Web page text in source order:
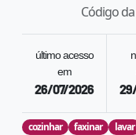
Código
último acesso
em
26/07/2026
cozinhar faxinar lavar